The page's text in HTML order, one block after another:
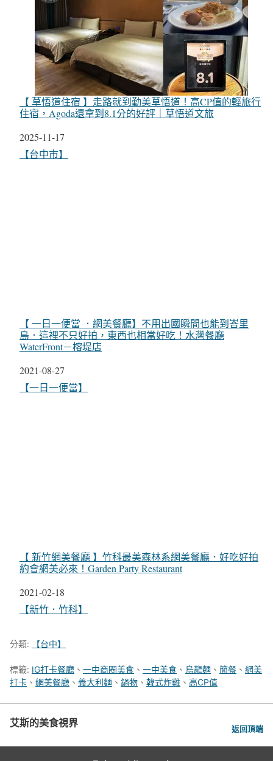
【 草悟道住宿 】走路就到勤美草悟道！高CP值的輕旅行
住宿，Agoda還拿到8.1分的好評｜草悟道文旅
日期
2025-11-17
關於
【台中市】
【 一日一便當 ．網美餐廳】不用出國瞬間也能到峇里
島．這裡不只好拍，東西也相當好吃！水灣餐廳
WaterFront－榕堤店
日期
2021-08-27
關於
【一日一便當】
【 新竹網美餐廳 】竹科最美森林系網美餐廳．好吃好拍
約會網美必來！Garden Party Restaurant
日期
2021-02-18
關於
【新竹．竹科】
分類: 【台中】
標籤: IG打卡餐廳 、 一中商圈美食 、 一中美食 、 烏龍麵 、 簡餐 、 網美
打卡 、 網美餐廳 、 義大利麵 、 鍋物 、 韓式炸雞 、 高CP值
艾斯的美食視界 返回頂端